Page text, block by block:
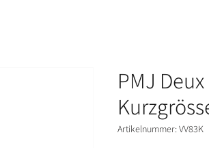
PMJ
Artikelnummer: VV83K